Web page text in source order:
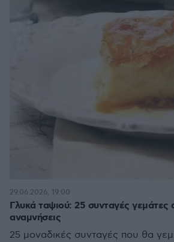
Γλυκά ταψιού: 25 συνταγές γεμάτες
αναμνήσεις
25 μοναδικές συνταγές που θα
29.06.2026, 19:00